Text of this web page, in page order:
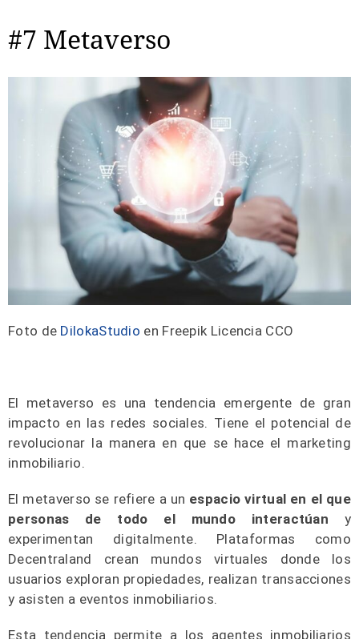
#7 Metaverso
Foto de DilokaStudio en Freepik Licencia CCO
El metaverso es una tendencia emergente de gran
impacto en las redes sociales. Tiene el potencial de
revolucionar la manera en que se hace el marketing
inmobiliario.
El metaverso se refiere a un espacio virtual en el que
personas de todo el mundo interactúan y
experimentan digitalmente. Plataformas como
Decentraland crean mundos virtuales donde los
usuarios exploran propiedades, realizan transacciones
y asisten a eventos inmobiliarios.
Esta tendencia permite a los agentes inmobiliarios